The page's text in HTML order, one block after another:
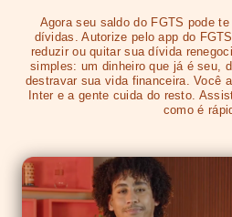
Agora seu saldo do FGTS pode
dívidas. Autorize pelo app do
reduzir ou quitar sua dívida
simples: um dinheiro que já é seu,
destravar sua vida financeira. Você
Inter e a gente cuida do resto.
como é